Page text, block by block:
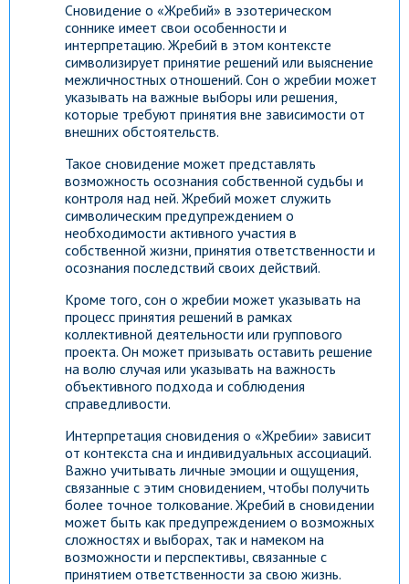
Сновидение о «Жребий» в эзотерическом
соннике имеет свои особенности и
интерпретацию. Жребий в этом контексте
символизирует принятие решений или выяснение
межличностных отношений. Сон о жребии может
указывать на важные выборы или решения,
которые требуют принятия вне зависимости от
внешних обстоятельств.
Такое сновидение может представлять
возможность осознания собственной судьбы и
контроля над ней. Жребий может служить
символическим предупреждением о
необходимости активного участия в
собственной жизни, принятия ответственности и
осознания последствий своих действий.
Кроме того, сон о жребии может указывать на
процесс принятия решений в рамках
коллективной деятельности или группового
проекта. Он может призывать оставить решение
на волю случая или указывать на важность
объективного подхода и соблюдения
справедливости.
Интерпретация сновидения о «Жребии» зависит
от контекста сна и индивидуальных ассоциаций.
Важно учитывать личные эмоции и ощущения,
связанные с этим сновидением, чтобы получить
более точное толкование. Жребий в сновидении
может быть как предупреждением о возможных
сложностях и выборах, так и намеком на
возможности и перспективы, связанные с
принятием ответственности за свою жизнь.